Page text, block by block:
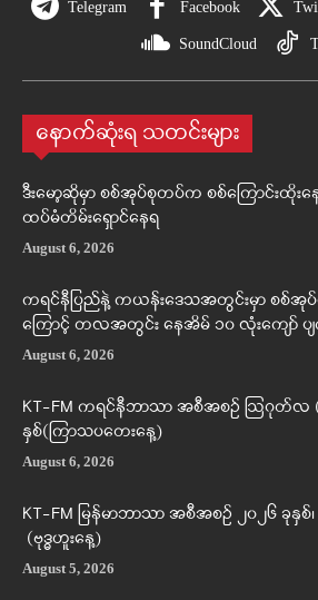
Telegram Facebook
SoundCloud
နောက်ဆုံးရ သတင်းများ
ဒီးမော့ဆိုမှာ စစ်အုပ်စုတပ်က စစ်ကြောင်းထိုး
ထပ်မံတိမ်းရှောင်နေရ
August 6, 2026
ကရင်နီပြည်နဲ့ ကယန်းဒေသအတွင်းမှာ စစ်
ကြောင့် တလအတွင်း နေအိမ် ၁၀ လုံးကျော် ပ
August 6, 2026
KT-FM ကရင်နီဘာသာ အစီအစဉ် ဩဂုတ်လ (
နှစ်(ကြာသပတေးနေ့)
August 6, 2026
KT-FM မြန်မာဘာသာ အစီအစဉ် ၂၀၂၆ ခု
(ဗုဒ္ဓဟူးနေ့)
August 5, 2026